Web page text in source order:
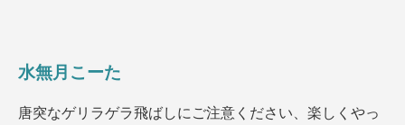
水無月こーた
唐突なゲリラゲラ飛ばしにご注意ください、楽しくやっ